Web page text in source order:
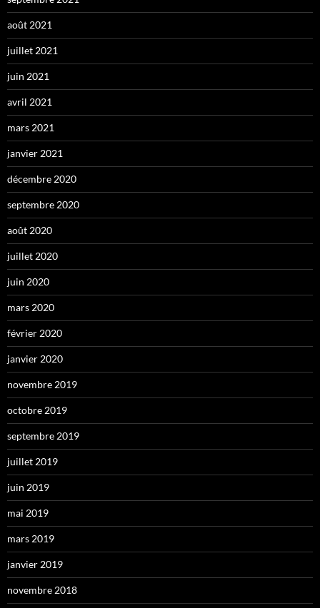
août 2021
juillet 2021
juin 2021
avril 2021
mars 2021
janvier 2021
décembre 2020
septembre 2020
août 2020
juillet 2020
juin 2020
mars 2020
février 2020
janvier 2020
novembre 2019
octobre 2019
septembre 2019
juillet 2019
juin 2019
mai 2019
mars 2019
janvier 2019
novembre 2018